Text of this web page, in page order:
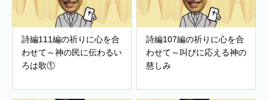
詩編111編の祈りに心を合
わせて～神の民に伝わるい
ろは歌①
詩編107編の祈りに心を合
わせて～叫びに応える神の
慈しみ